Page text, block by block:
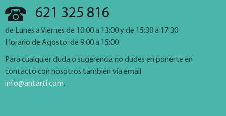
621 325 816
de Lunes a Viernes de 10:00 a 13:00 y de 15:30 a 17:30
Horario de Agosto: de 9:00 a 15:00
Para cualquier duda o sugerencia no dudes en ponerte en
contacto con nosotros también vía email
info@antarti.com.